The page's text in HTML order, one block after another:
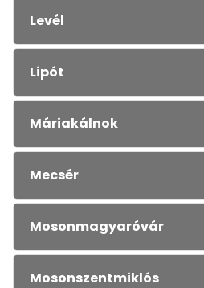
Levél
Lipót
Máriakálnok
Mecsér
Mosonmagyaróvár
Mosonszentmiklós